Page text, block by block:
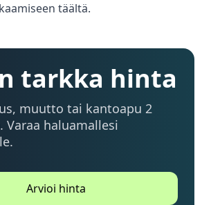
täältä.
tarkka hinta
muutto tai kantoapu 2
Varaa haluamallesi
Arvioi hinta